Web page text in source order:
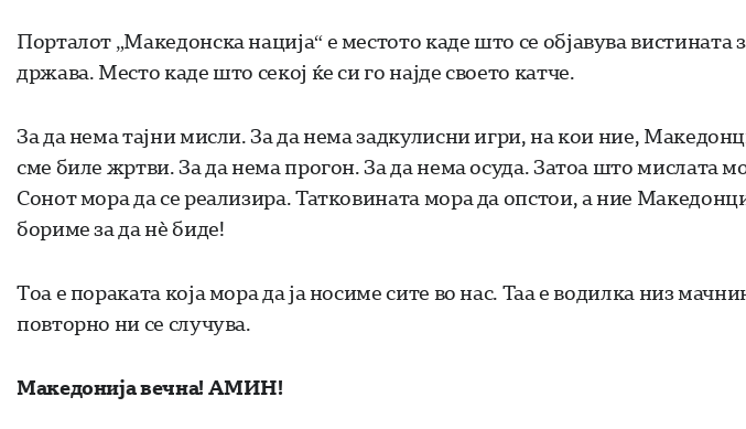
Порталот „Македонска нација“ е местото каде што се објавува вистината
држава. Место каде што секој ќе си го најде своето катче.
За да нема тајни мисли. За да нема задкулисни игри, на кои ние,
сме биле жртви. За да нема прогон. За да нема осуда. Затоа што мислата
Сонот мора да се реализира. Татковината мора да опстои, а ние
бориме за да нè биде!
Тоа е пораката која мора да ја носиме сите во нас. Таа е водилка низ
повторно ни се случува.
Македонија вечна! АМИН!